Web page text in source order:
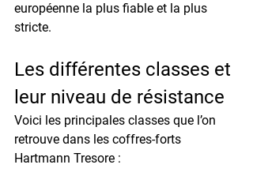
européenne la plus fiable et la plus
stricte.
Les différentes classes et
leur niveau de résistance
Voici les principales classes que l’on
retrouve dans les coffres-forts
Hartmann Tresore :